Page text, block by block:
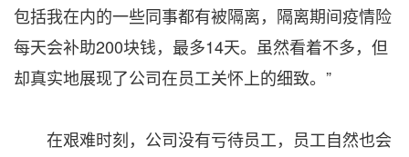
包括我在内的一些同事都有被隔离，隔离期间疫情险
每天会补助200块钱，最多14天。虽然看着不多，但
却真实地展现了公司在员工关怀上的细致。”
在艰难时刻，公司没有亏待员工，员工自然也会